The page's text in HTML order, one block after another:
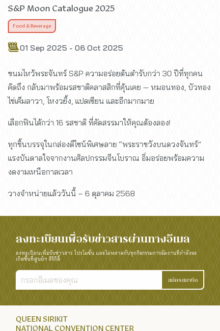
S&P Moon Catalogue 2025
Food & Beverage
01 Sep 2025 - 06 Oct 2025
ขนมไหว้พระจันทร์ S&P ความอร่อยต้นตำรับกว่า 30 ปีที่ทุกคน
คิดถึง กลับมาพร้อมรสชาติคลาสสิกที่คุ้นเคย — หมอนทอง, บัวทอง
ไข่เค็มลาวา, โหงวยิ้ง, แปดเซียน และอีกมากมาย
เลือกฟินได้กว่า 16 รสชาติ ที่คัดสรรมาให้คุณต้องลอง!
ทุกชิ้นบรรจุในกล่องดีไซน์พิเศษลาย “พระราชวังบนดวงจันทร์”
แรงบันดาลใจจากงานศิลปกรรมจีนโบราณ อิ่มอร่อยพร้อมความ
งดงามเหนือกาลเวลา
วางจำหน่ายแล้ววันนี้ – 6 ตุลาคม 2568
ลงทะเบียนเพื่อรับข่าวสารผ่านทางอีเมล
ลงทะเบียนเพื่อรับข่าวสาร โปรโมชั่น และไม่พลาดกับทุกกิจกรรมการจัดงานที่กำลังจะ
เกิดขึ้นที่ศูนย์ฯ สิริกิติ์
สมัครสมาชิก
QUEEN SIRIKIT
NATIONAL CONVENTION CENTER